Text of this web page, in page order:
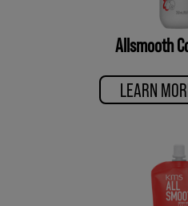
Allsmooth
LEARN